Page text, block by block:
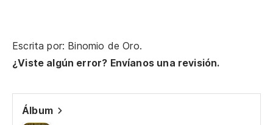
Escrita por: Binomio de Oro.
¿Viste algún error? Envíanos una revisión.
Álbum